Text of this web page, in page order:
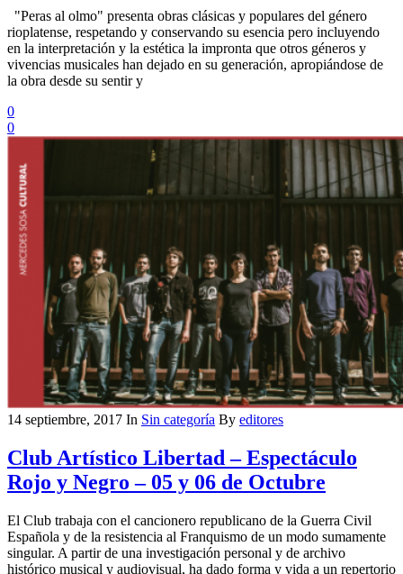
"Peras al olmo" presenta obras clásicas y populares del género
rioplatense, respetando y conservando su esencia pero incluyendo
en la interpretación y la estética la impronta que otros géneros y
vivencias musicales han dejado en su generación, apropiándose de
la obra desde su sentir y
0
0
14 septiembre, 2017 In Sin categoría By editores
Club Artístico Libertad – Espectáculo
Rojo y Negro – 05 y 06 de Octubre
El Club trabaja con el cancionero republicano de la Guerra Civil
Española y de la resistencia al Franquismo de un modo sumamente
singular. A partir de una investigación personal y de archivo
histórico musical y audiovisual, ha dado forma y vida a un repertorio